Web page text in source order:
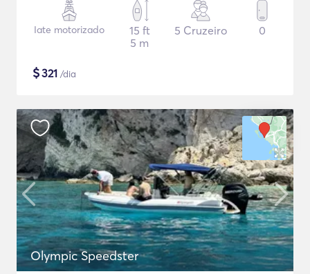
Iate motorizado
15 ft
5 m
5 Cruzeiro 0
$321 /dia
Olympic Speedster